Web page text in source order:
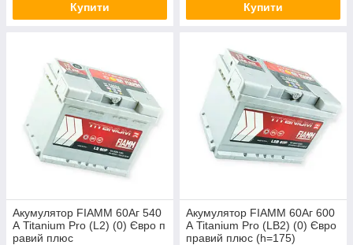
Купити Купити
Акумулятор FIAMM 60Аг 540
А Titanium Pro (L2) (0) Євро п
равий плюс
Акумулятор FIAMM 60Аг 600
А Titanium Pro (LB2) (0) Євро
правий плюс (h=175)